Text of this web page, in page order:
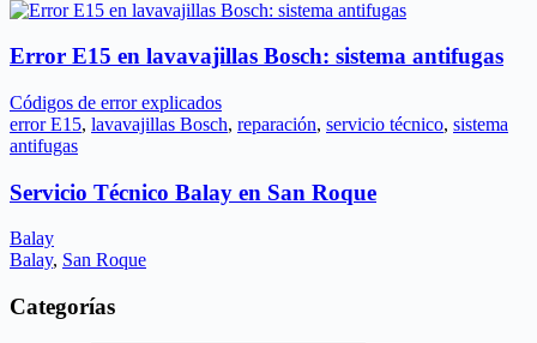
Error E15 en lavavajillas Bosch: sistema antifugas
Códigos de error explicados
error E15, lavavajillas Bosch, reparación, servicio técnico, sistema
antifugas
Servicio Técnico Balay en San Roque
Balay
Balay, San Roque
Categorías